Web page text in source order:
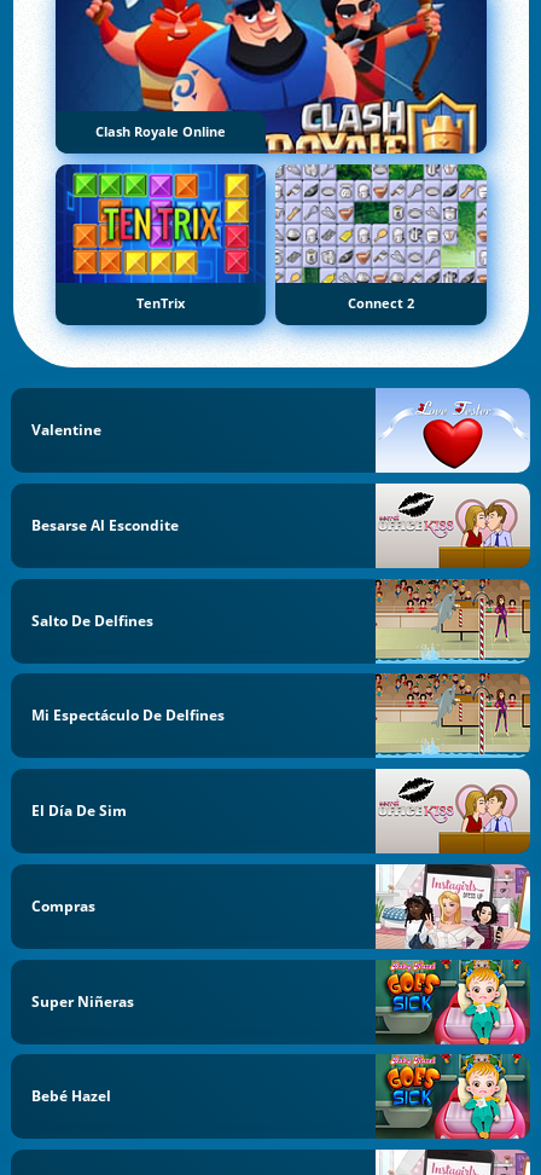
Clash Royale Online
TenTrix Connect 2
Valentine
Besarse Al Escondite
Salto De Delfines
Mi Espectáculo De Delfines
El Día De Sim
Compras
Super Niñeras
Bebé Hazel